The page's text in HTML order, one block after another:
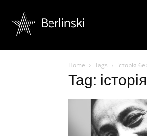
Berlinski
Home Tags історія
Tag: